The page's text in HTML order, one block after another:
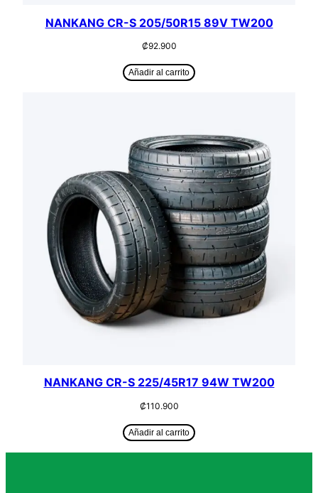
NANKANG CR-S 205/50R15 89V TW200
₡92.900
Añadir al carrito
NANKANG CR-S 225/45R17 94W TW200
₡110.900
Añadir al carrito